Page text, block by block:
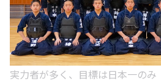
実力者が多く、目標は日本一のみ